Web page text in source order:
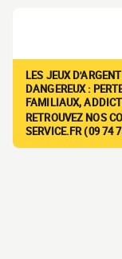
LES JEUX
DANGEREUX :
FAMILIAUX,
RETROUVEZ NOS
SERVICE.FR (09 74